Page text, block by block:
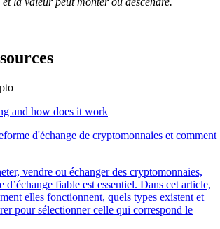
d'échange de cryptomonnaies et comment
vendre ou échanger des cryptomonnaies,
d’échange fiable est essentiel. Dans cet article,
elles fonctionnent, quels types existent et
pour sélectionner celle qui correspond le